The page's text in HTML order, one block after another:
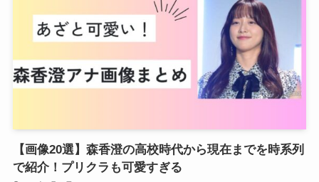
【画像20選】森香澄の高校時代から現在までを時系列
で紹介！プリクラも可愛すぎる